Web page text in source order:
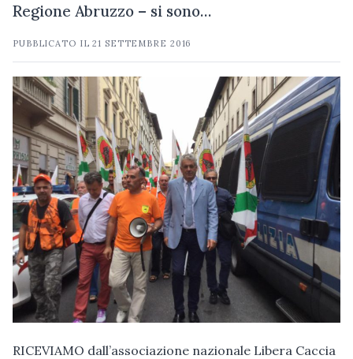
Regione Abruzzo – si sono…
PUBBLICATO IL21 SETTEMBRE 2016
RICEVIAMO dall’associazione nazionale Libera Caccia